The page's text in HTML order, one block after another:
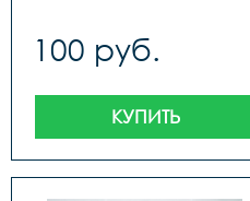
100 руб.
КУПИТЬ